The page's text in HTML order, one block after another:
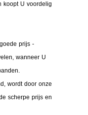
koopt U voordelig
prijs -
wanneer U
wordt door onze
scherpe prijs en